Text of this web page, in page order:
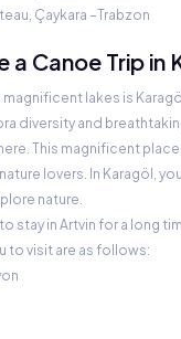
Çaykara –Trabzon
a Canoe Trip in
lakes is
diversity and
This magnificent
lovers. In Karagöl,
nature.
stay in Artvin for a long
to visit are as follows: